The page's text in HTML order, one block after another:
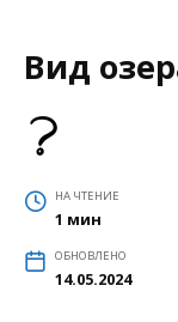
Вид
НА ЧТЕНИЕ
1 мин
ОБНОВЛЕНО
14.05.2024